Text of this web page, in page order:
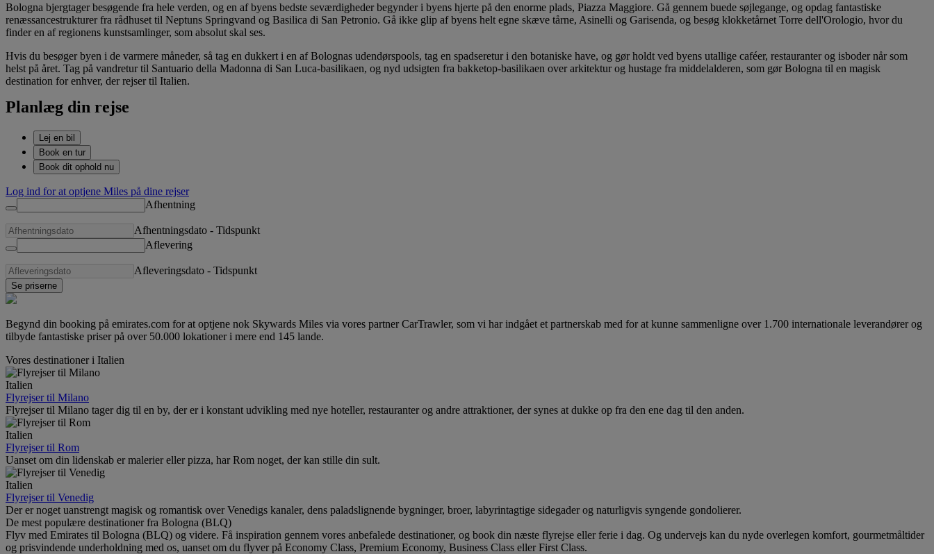
Bologna bjergtager besøgende fra hele verden, og en af byens bedste seværdigheder begynder i byens hjerte på den enorme plads, Piazza Maggiore. Gå gennem buede søjlegange, og opdag fantastiske
renæssancestrukturer fra rådhuset til Neptuns Springvand og Basilica di San Petronio. Gå ikke glip af byens helt egne skæve tårne, Asinelli og Garisenda, og besøg klokketårnet Torre dell'Orologio, hvor du
finder en af regionens kunstsamlinger, som absolut skal ses.
Hvis du besøger byen i de varmere måneder, så tag en dukkert i en af Bolognas udendørspools, tag en spadseretur i den botaniske have, og gør holdt ved byens utallige caféer, restauranter og isboder når som
helst på året. Tag på vandretur til Santuario della Madonna di San Luca-basilikaen, og nyd udsigten fra bakketop-basilikaen over arkitektur og hustage fra middelalderen, som gør Bologna til en magisk
destination for enhver, der rejser til Italien.
Planlæg din rejse
Lej en bil
Book en tur
Book dit ophold nu
Log ind for at optjene Miles på dine rejser
Afhentning
Afhentningsdato - Tidspunkt
Aflevering
Afleveringsdato - Tidspunkt
Se priserne
Begynd din booking på emirates.com for at optjene nok Skywards Miles via vores partner CarTrawler, som vi har indgået et partnerskab med for at kunne sammenligne over 1.700 internationale leverandører og
tilbyde fantastiske priser på over 50.000 lokationer i mere end 145 lande.
Vores destinationer i Italien
Italien
Flyrejser til Milano
Flyrejser til Milano tager dig til en by, der er i konstant udvikling med nye hoteller, restauranter og andre attraktioner, der synes at dukke op fra den ene dag til den anden.
Italien
Flyrejser til Rom
Uanset om din lidenskab er malerier eller pizza, har Rom noget, der kan stille din sult.
Italien
Flyrejser til Venedig
Der er noget uanstrengt magisk og romantisk over Venedigs kanaler, dens paladslignende bygninger, broer, labyrintagtige sidegader og naturligvis syngende gondolierer.
De mest populære destinationer fra Bologna (BLQ)
Flyv med Emirates til Bologna (BLQ) og videre. Få inspiration gennem vores anbefalede destinationer, og book din næste flyrejse eller ferie i dag. Og undervejs kan du nyde overlegen komfort, gourmetmåltider
og prisvindende underholdning med os, uanset om du flyver på Economy Class, Premium Economy, Business Class eller First Class.